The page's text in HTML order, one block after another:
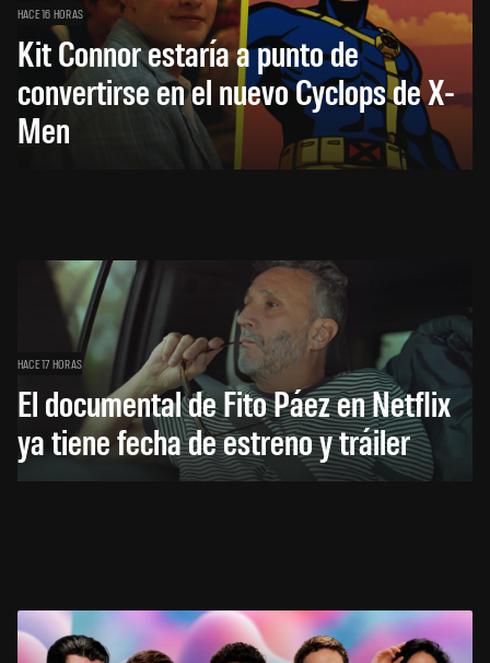
HACE 16 HORAS
Kit Connor estaría a punto de
convertirse en el nuevo Cyclops de X-
Men
HACE 17 HORAS
El documental de Fito Páez en Netflix
ya tiene fecha de estreno y tráiler